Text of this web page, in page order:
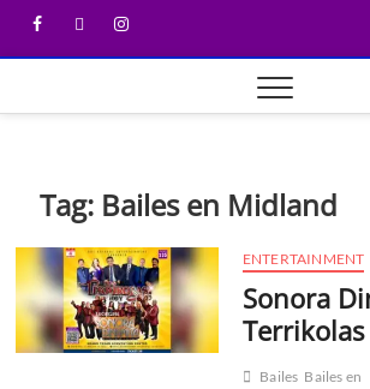
Tag: Bailes en Midland
ENTERTAINMENT
Sonora
Bailes Bailes en